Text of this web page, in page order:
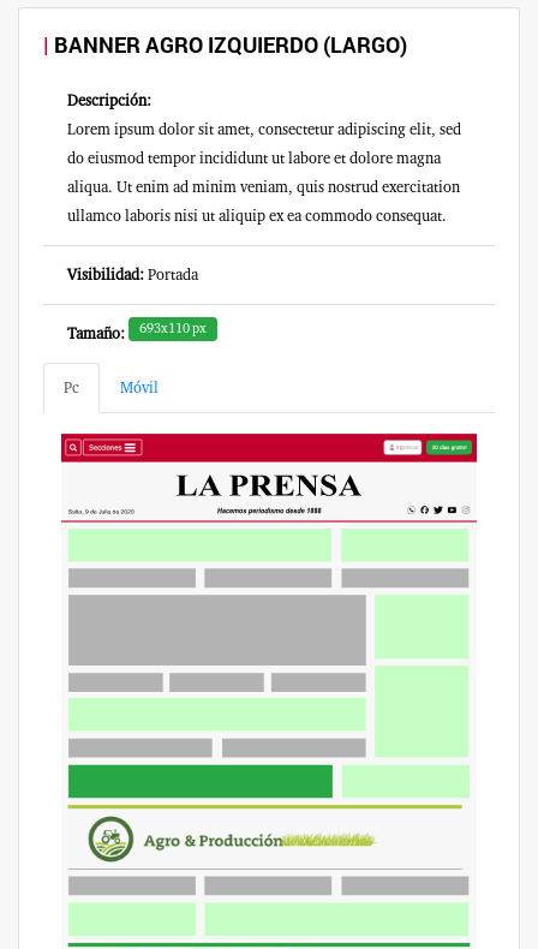
BANNER AGRO IZQUIERDO (LARGO)
Descripción:
Lorem ipsum dolor sit amet, consectetur adipiscing elit, sed
do eiusmod tempor incididunt ut labore et dolore magna
aliqua. Ut enim ad minim veniam, quis nostrud exercitation
ullamco laboris nisi ut aliquip ex ea commodo consequat.
Visibilidad: Portada
Tamaño: 693x110 px
Pc Móvil